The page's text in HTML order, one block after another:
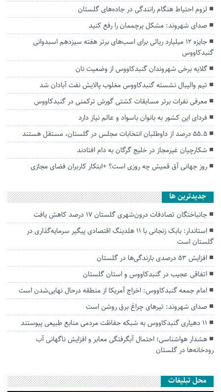
لزوم احتیاط هنگام رانندگی در جاده‌های گلستان
صدای شهروند: مشکل پرچممان را رفع کنید
جایزه ۱۲ میلیارد ریالی برای اسب‌های برتر هفته سیزدهم اسبدوانی
گنبدکاووس
گلایه برخی شهروندان گنبدکاووس از وضعیت نان
تیم والیبال نشسته گنبدکاووس مغلوب پالایش نفت آبادان شد
معرفی نفرات برتر مسابقات کشتی گورش ترکمنی در گنبدکاووس
فردای این کشور به بانوان باسواد و عالم نیاز دارد
۵۵.۵ درصد از داوطلبان انتخابات مجلس در گلستان، مستقل هستند
شکارچیان غیرمجاز در خلیج گرگان به دام افتادند
روز جهانی آق قمیش چه روزی است؟ +ابتکار کاربران فضای مجازی
جديدترين ها
جانباختگان تصادفات درون‌شهری گلستان ۱۷ درصد کاهش یافت
استاندار: بابک زنجانی با ۱۱ هلدینگ اقتصادی پیگیر سرمایه‌گذاری در
گلستان است
افزایش ۵۳ درصدی بارندگی‌ها در گلستان
اتفاقی عجیب در‌ گنبدکاووس و استان گلستان
امام جمعه گنبدکاووس: اخراج آمریکا از منطقه درحال نهایی‌شدن است
صدای شهروند: تیرهای چراغ برق روشن است
۱۱ دهیاری گنبدکاووس به شبکه حفاظت مردمی منابع طبیعی پیوستند
هشدار هواشناسی؛ احتمال آبگرفتگی معابر و افزایش ناگهانی آب
رودخانه‌ها در گلستان
محل تبلیغات